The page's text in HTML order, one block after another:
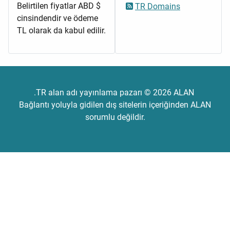
Belirtilen fiyatlar ABD $
cinsindendir ve ödeme
TL olarak da kabul edilir.
TR Domains
.TR alan adı yayınlama pazarı © 2026 ALAN
Bağlantı yoluyla gidilen dış sitelerin içeriğinden ALAN
sorumlu değildir.